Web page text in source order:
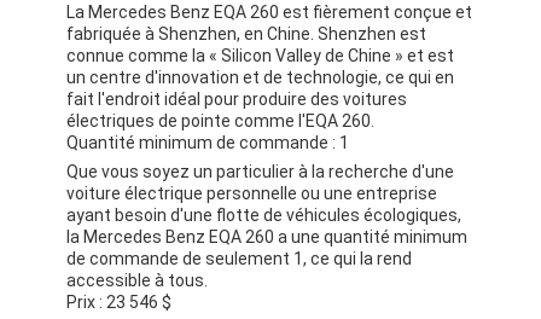
La Mercedes Benz EQA 260 est fièrement conçue et
fabriquée à Shenzhen, en Chine. Shenzhen est
connue comme la « Silicon Valley de Chine » et est
un centre d'innovation et de technologie, ce qui en
fait l'endroit idéal pour produire des voitures
électriques de pointe comme l'EQA 260.
Quantité minimum de commande : 1
Que vous soyez un particulier à la recherche d'une
voiture électrique personnelle ou une entreprise
ayant besoin d'une flotte de véhicules écologiques,
la Mercedes Benz EQA 260 a une quantité minimum
de commande de seulement 1, ce qui la rend
accessible à tous.
Prix : 23 546 $